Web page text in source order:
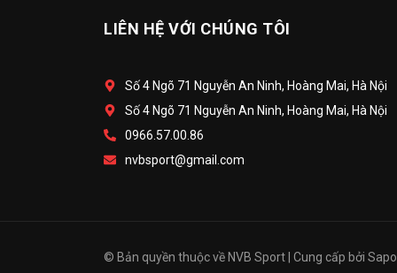
LIÊN HỆ VỚI CHÚNG TÔI
Số 4 Ngõ 71 Nguyễn An Ninh, Hoàng Mai, Hà Nội
Số 4 Ngõ 71 Nguyễn An Ninh, Hoàng Mai, Hà Nội
0966.57.00.86
nvbsport@gmail.com
© Bản quyền thuộc vềNVB Sport| Cung cấp bởi Sapo